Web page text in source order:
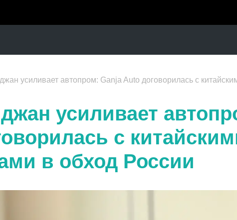
усиливает автопром: Ganja Auto договорилась с
усиливает
с
в обход России